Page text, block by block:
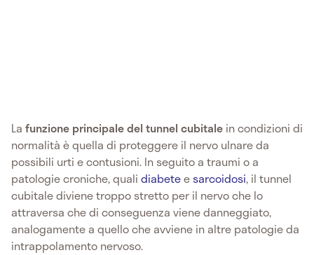
La funzione principale del tunnel cubitale in condizioni di
normalità è quella di proteggere il nervo ulnare da
possibili urti e contusioni. In seguito a traumi o a
patologie croniche, quali diabeteesarcoidosi, il tunnel
cubitale diviene troppo stretto per il nervo che lo
attraversa che di conseguenza viene danneggiato,
analogamente a quello che avviene in altre patologie da
intrappolamento nervoso.